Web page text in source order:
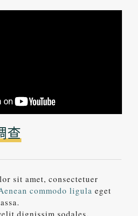
查
sit amet, consectetuer
commodo ligula eget